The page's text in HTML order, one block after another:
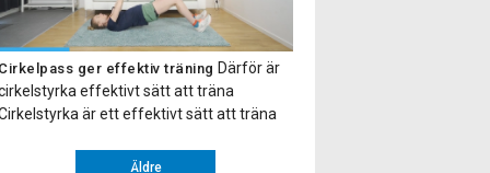
ger effektiv träning Därför är
effektivt sätt att träna
är ett effektivt sätt att träna
ett antal övningar efter varandra eller
Äldre